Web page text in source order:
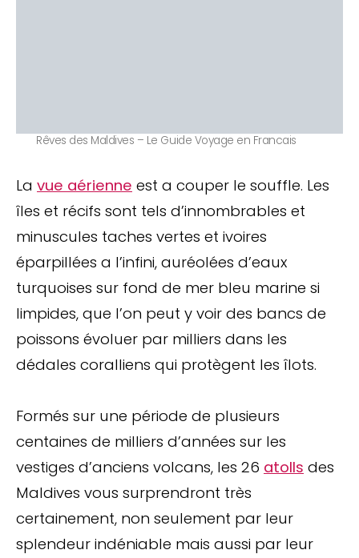
Rêves des Maldives – Le Guide Voyage en Francais
La vue aérienne est a couper le souffle. Les
îles et récifs sont tels d’innombrables et
minuscules taches vertes et ivoires
éparpillées a l’infini, auréolées d’eaux
turquoises sur fond de mer bleu marine si
limpides, que l’on peut y voir des bancs de
poissons évoluer par milliers dans les
dédales coralliens qui protègent les îlots.
Formés sur une période de plusieurs
centaines de milliers d’années sur les
vestiges d’anciens volcans, les 26 atolls des
Maldives vous surprendront très
certainement, non seulement par leur
splendeur indéniable mais aussi par leur